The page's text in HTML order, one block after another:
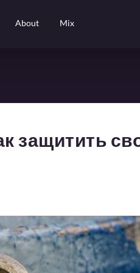
About Mix
защитить